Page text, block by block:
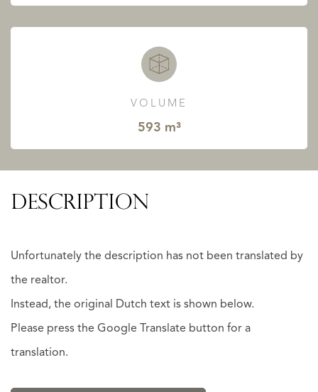
VOLUME
593 m³
DESCRIPTION
Unfortunately the description has not been translated by
the realtor.
Instead, the original Dutch text is shown below.
Please press the Google Translate button for a
translation.